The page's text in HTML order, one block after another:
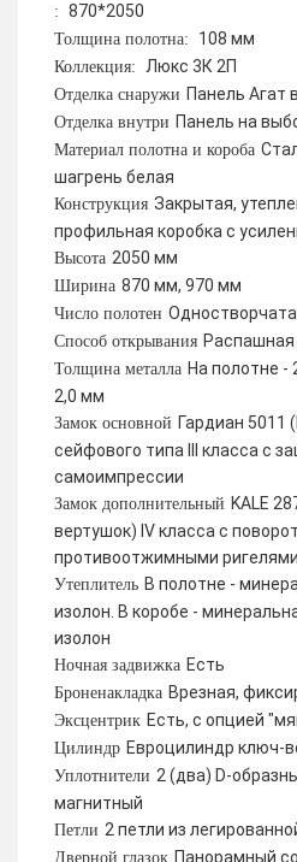
: 870*2050
Толщина полотна: 108 мм
Коллекция: Люкс 3К 2П
Отделка снаружи Панель Агат
Отделка внутри Панель на
Материал полотна и короба
шагрень белая
Конструкция Закрытая,
профильная коробка с
Высота 2050 мм
Ширина 870 мм, 970 мм
Число полотен
Способ открывания
Толщина металла На полотне -
2,0 мм
Замок основной Гардиан 5011
сейфового типа III класса с
самоимпрессии
Замок дополнительный KALE
вертушок) IV класса с
противоотжимными ригелями
Утеплитель В полотне -
изолон. В коробе -
изолон
Ночная задвижка Есть
Броненакладка Врезная,
Эксцентрик Есть, с опцией
Цилиндр Евроцилиндр ключ-
Уплотнители 2 (два) D-
магнитный
Петли 2 петли из
Дверной глазок Панорамный